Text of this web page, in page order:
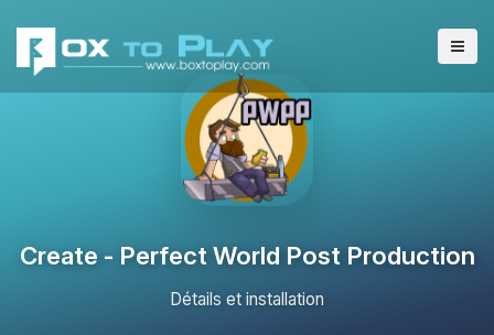
Create - Perfect World Post Production
Détails et installation